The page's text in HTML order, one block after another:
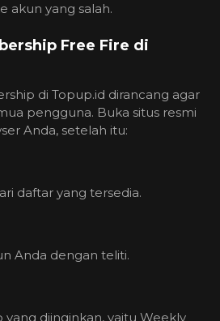
akun yang salah.
Free Fire di
di Topup.id dirancang agar
pengguna. Buka situs resmi
Anda, setelah itu:
daftar yang tersedia.
Anda dengan teliti.
yang diinginkan, yaitu Weekly